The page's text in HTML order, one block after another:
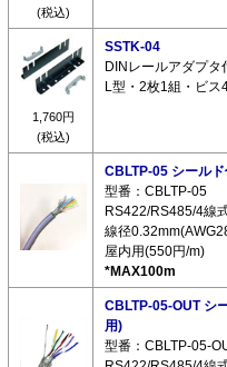
(税込)
1,760円
(税込)
SSTK-04
DINレールアダプタ
L型・2枚1組・ビス
CBLTP-05 シール
型番：CBLTP-05
RS422/RS485/4線
線径
屋内用(550円/m)
*MAX100m
CBLTP-05-OUT シ
用)
型番：CBLTP-05-